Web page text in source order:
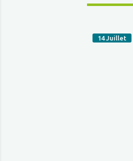
14 Juillet